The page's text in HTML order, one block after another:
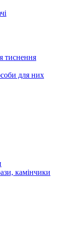
тиснення
для них
камінчики